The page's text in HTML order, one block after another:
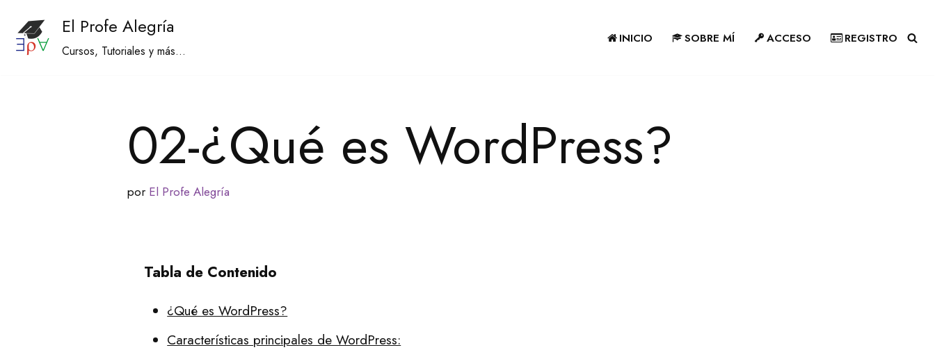
Saltar
El Profe Alegría
Cursos, Tutoriales y más...
INICIO SOBRE MÍ ACCESO REGISTRO
02-¿Qué es WordPress?
por El Profe Alegría
Tabla de Contenido
¿Qué es WordPress?
Características principales de WordPress: